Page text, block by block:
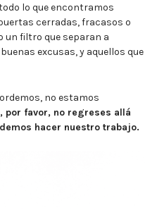
lo que encontramos
cerradas, fracasos o
un filtro que separan a
excusas, y aquellos que
no estamos
por favor, no regreses allá
hacer nuestro trabajo.